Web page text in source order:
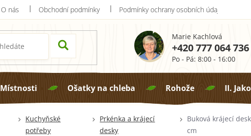
O nás Obchodní podmínky Podmínky ochrany osobních údajů
Marie Kachlová
+420 777 064 736
Po - Pá: 8:00 - 16:00
Místnosti Ošatky na chleba Rohože II.
Kuchyňské
potřeby
Prkénka a krájecí
desky
Buková krájecí
cm